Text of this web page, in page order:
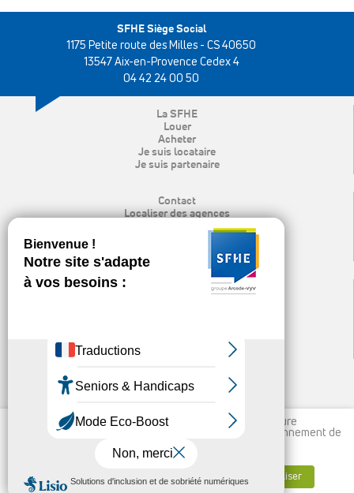
SFHE Siège Social
1175 Petite route des Milles - CS 40650
13547 Aix-en-Provence Cedex 4
04 42 24 00 50
La SFHE
Louer
Acheter
Je suis locataire
Je suis partenaire
Contact
Localiser des agences
Espace presse & logo
Ligne d’alerte éthique
© 2026 SFHE | |Gérer mes cookies
Nous utilisons des cookies pour vous garantir la meilleure
expérience sur notre site, permettre un meilleur fonctionnement de
vos outils et à des fins statistiques.
Accepter tout Refuser tout Personnaliser